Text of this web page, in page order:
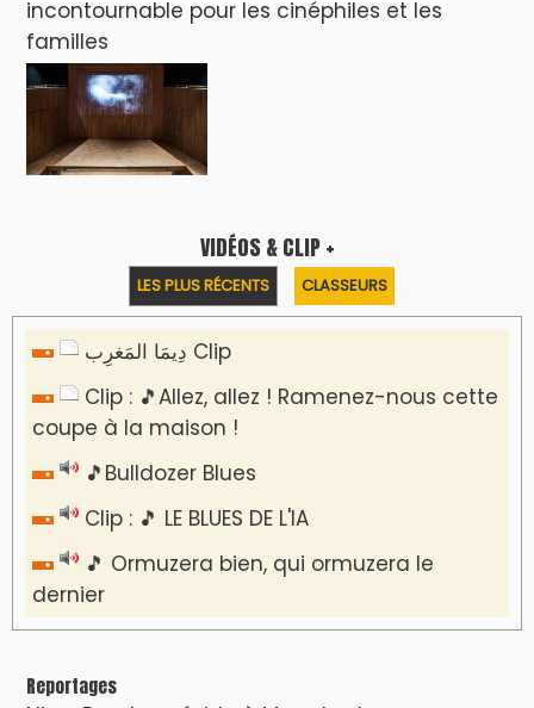
🎵 Ormuzera bien, qui ormuzera le
dernier
Reportages
Nizar Baraka préside à Marrakech une
l’équité territoriale
​Lancement de la plateforme “Observatoire
des projets” du Ministère de l’Équipement et
AGENDA CULTUREL
Dunia Batma en Tournée à Tanger
World Tour 2026